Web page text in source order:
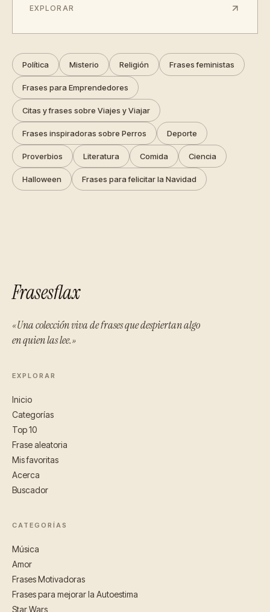
EXPLORAR
Política Misterio Religión Frases feministas
Frases para Emprendedores
Citas y frases sobre Viajes y Viajar
Frases inspiradoras sobre Perros Deporte
Proverbios Literatura Comida Ciencia
Halloween Frases para felicitar la Navidad
Frasesflax
«Una colección viva de frases que despiertan algo
en quien las lee.»
EXPLORAR
Inicio
Categorías
Top 10
Frase aleatoria
Mis favoritas
Acerca
Buscador
CATEGORÍAS
Música
Amor
Frases Motivadoras
Frases para mejorar la Autoestima
Star Wars